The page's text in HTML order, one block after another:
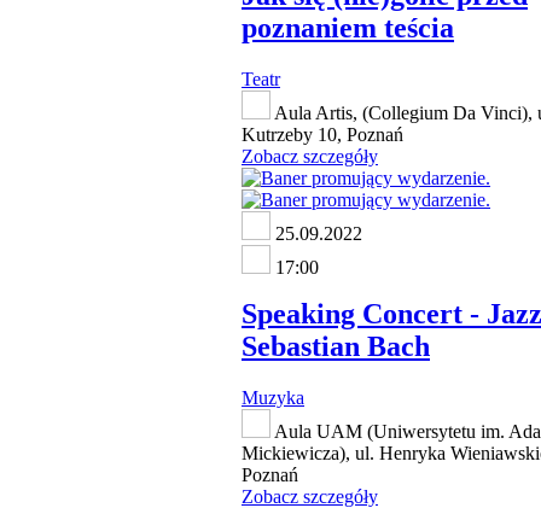
poznaniem teścia
Teatr
Aula Artis, (Collegium Da Vinci),
Kutrzeby 10, Poznań
Zobacz szczegóły
25.09.2022
17:00
Speaking Concert - Jazz
Sebastian Bach
Muzyka
Aula UAM (Uniwersytetu im.
Mickiewicza), ul. Henryka
Poznań
Zobacz szczegóły